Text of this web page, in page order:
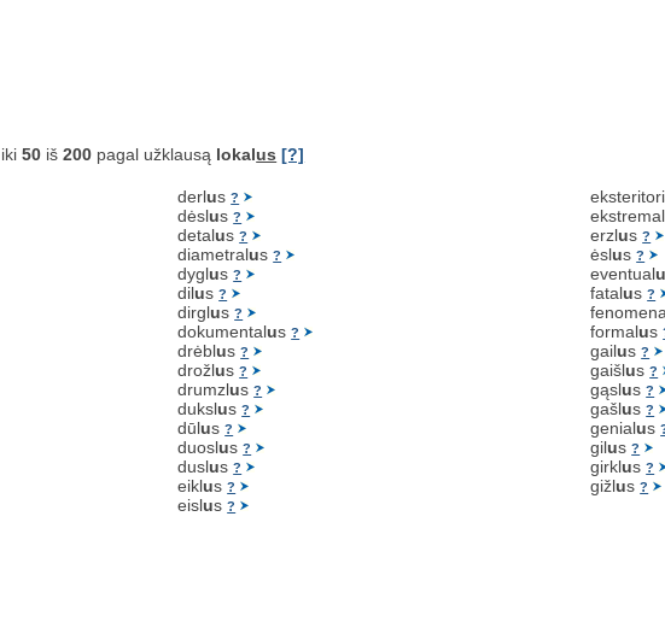
iki50 iš200 pagal užklausą lokalus [?]
derlus?
dėslus?
detalus?
diametralus?
dyglus?
dilus?
dirglus?
dokumentalus?
drėblus?
drožlus?
drumzlus?
dukslus?
dūlus?
duoslus?
duslus?
eiklus?
eislus?
ekstremal
erzlus?
ėslus?
eventual
fatalus?
formalus
gailus?
gaišlus?
gąslus?
gašlus?
genialus
gilus?
girklus?
gižlus?